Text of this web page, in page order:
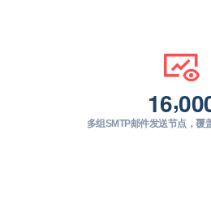
16,00
多组SMTP邮件发送节点，覆